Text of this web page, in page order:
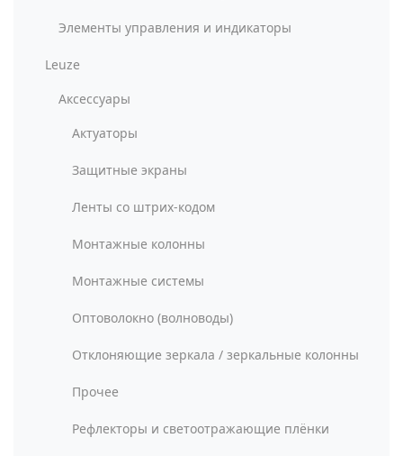
Элементы управления и индикаторы
Leuze
Аксессуары
Актуаторы
Защитные экраны
Ленты со штрих-кодом
Монтажные колонны
Монтажные системы
Оптоволокно (волноводы)
Отклоняющие зеркала / зеркальные колонны
Прочее
Рефлекторы и светоотражающие плёнки